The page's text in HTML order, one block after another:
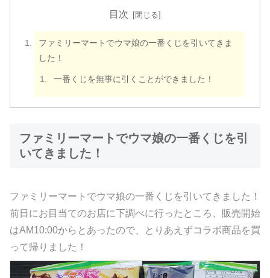
目次
ファミリーマートでウマ娘の一番くじを引いてきま
した！
一番くじを無事に引くことができました！
ファミリーマートでウマ娘の一番くじを引
いてきました！
ファミリーマートでウマ娘の一番くじを引いてきました！
前日にお目当てのお店に下調べに行ったところ、販売開始
はAM10:00からとあったので、とりあえずコラボ商品を買
って帰りました！